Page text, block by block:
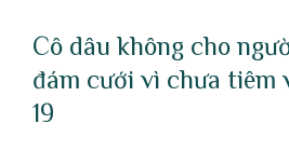
Cô dâu không cho
đám cưới vì chưa tiêm
19